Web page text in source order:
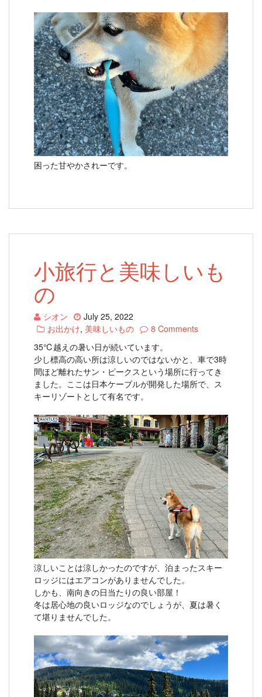
困った甘やかされーです。
小旅行と美味しいも
の
シオン
July 25, 2022
お出かけ, 美味しいもの
8 Comments
35℃越えの暑い日が続いています。
少し標高の高い所は涼しいのではないかと、車で3時
間ほど離れたサン・ピークスという場所に行ってき
ました。ここは日本ケーブルが開発した場所で、ス
キーリゾートとして有名です。
涼しいことは涼しかったのですが、泊まったスキー
ロッジにはエアコンがありませんでした。
しかも、南向きの日当たりの良い部屋！
冬は居心地の良いロッジなのでしょうが、夏は暑く
て堪りませんでした。